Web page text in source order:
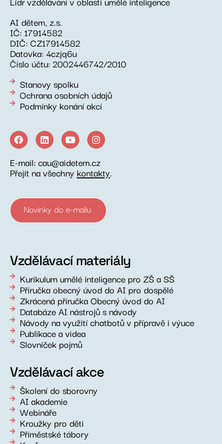
AI dětem, z.s.
IČ: 17914582
DIČ: CZ17914582
Datovka: 4czjq6u
Číslo účtu: 2002446742/2010
Stanovy spolku
Ochrana osobních údajů
Podmínky konání akcí
E-mail: cau@aidetem.cz
Přejít na všechny kontakty.
Novinky do e-mailu
Vzdělávací materiály
Kurikulum umělé inteligence pro ZŠ a SŠ
Příručka obecný úvod do AI pro dospělé
Zkrácená příručka Obecný úvod do AI
Databáze AI nástrojů s návody
Návody na využití chatbotů v přípravě i výuce
Publikace a videa
Slovníček pojmů
Vzdělávací akce
Školení do sborovny
AI akademie
Webináře
Kroužky pro děti
Příměstské tábory